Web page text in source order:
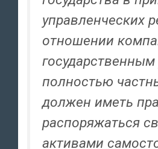
управленческих
отношении
полностью
должен иметь
распоряжаться
активами